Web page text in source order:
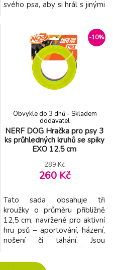
svého psa, aby si hrál s jinými
aportování! Vlastnosti: -
Vyrobeno z pevného
gumového materiálu. -
Odolné při mírném žvýkání i
intenzivním tahání. - Vhodné
pro samostatnou nebo int
-10%
NERF DOG Hračka pro psy 3
ks průhledných kruhů se spiky
EXO 12,5 cm
Obvykle do 3 dnů - Skladem
dodavatel
289 Kč
260 Kč
Tato sada obsahuje tři
kroužky o průměru přibližně
12,5 cm, navržené pro aktivní
hru psů – aportování, házení,
nošení či tahání. Jsou
poloprůhledné